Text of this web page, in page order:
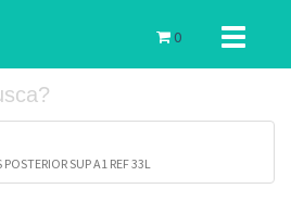
Toggle
0
SUP A1 REF 33L